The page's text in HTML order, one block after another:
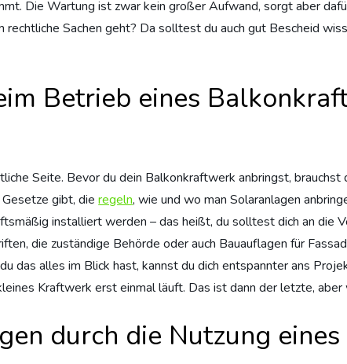
Die Wartung ist zwar kein großer Aufwand, sorgt aber
rechtliche Sachen geht? Da solltest du auch gut Bescheid
Betrieb eines
Seite. Bevor du dein Balkonkraftwerk anbringst,
Gesetze gibt, dieregeln, wie und wo man Solaranlagen
installiert werden – das heißt, du solltest dich an die
die zuständige Behörde oder auch Bauauflagen für
das alles im Blick hast, kannst du dich entspannter ans
Kraftwerk erst einmal läuft. Das ist dann der letzte,
durch die Nutzung